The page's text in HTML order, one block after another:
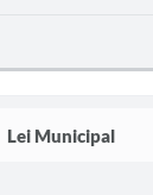
Lei Municipal